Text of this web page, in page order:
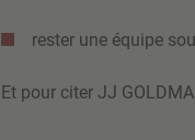
rester une équipe
Et pour citer JJ